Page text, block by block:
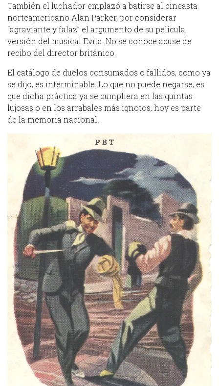
También el luchador emplazó a batirse al cineasta
norteamericano Alan Parker, por considerar
“agraviante y falaz” el argumento de su película,
versión del musical Evita. No se conoce acuse de
recibo del director británico.
El catálogo de duelos consumados o fallidos, como ya
se dijo, es interminable. Lo que no puede negarse, es
que dicha práctica ya se cumpliera en las quintas
lujosas o en los arrabales más ignotos, hoy es parte
de la memoria nacional.